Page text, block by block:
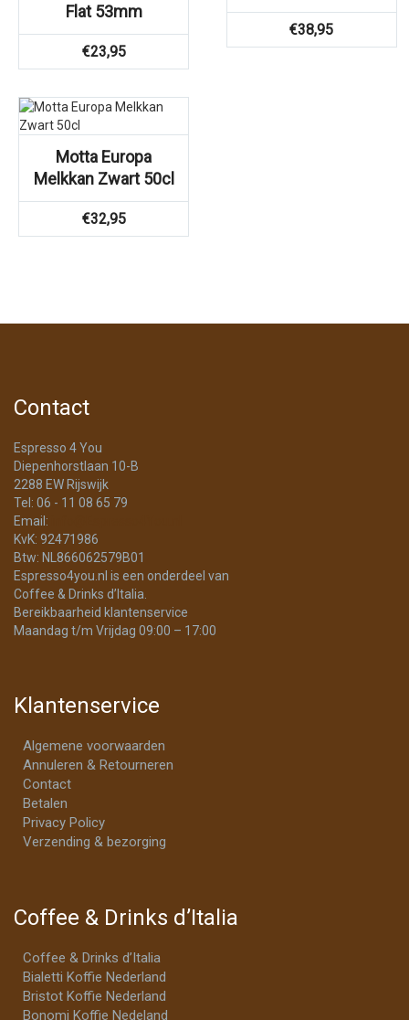
Flat 53mm
€23,95
€38,95
Motta Europa
Melkkan Zwart 50cl
€32,95
Contact
Espresso 4 You
Diepenhorstlaan 10-B
2288 EW Rijswijk
Tel: 06 - 11 08 65 79
Email:
KvK: 92471986
Btw: NL866062579B01
Espresso4you.nl is een onderdeel van
Coffee & Drinks d’Italia.
Bereikbaarheid klantenservice
Maandag t/m Vrijdag 09:00 – 17:00
Klantenservice
Algemene voorwaarden
Annuleren & Retourneren
Contact
Betalen
Privacy Policy
Verzending & bezorging
Coffee & Drinks d’Italia
Coffee & Drinks d’Italia
Bialetti Koffie Nederland
Bristot Koffie Nederland
Bonomi Koffie Nedeland